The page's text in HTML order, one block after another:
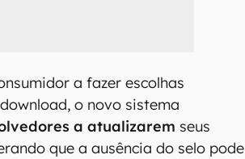
a fazer escolhas
o novo sistema
a atualizarem seus
que a ausência do selo pode